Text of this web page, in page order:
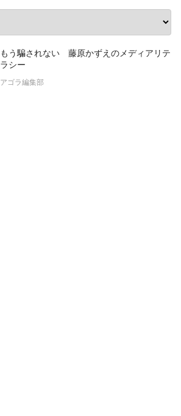
もう騙されない 藤原かずえのメディアリテ
ラシー
アゴラ編集部